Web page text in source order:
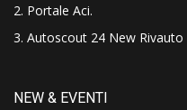
Portale Aci.
Autoscout 24 New Rivauto
NEW & EVENTI